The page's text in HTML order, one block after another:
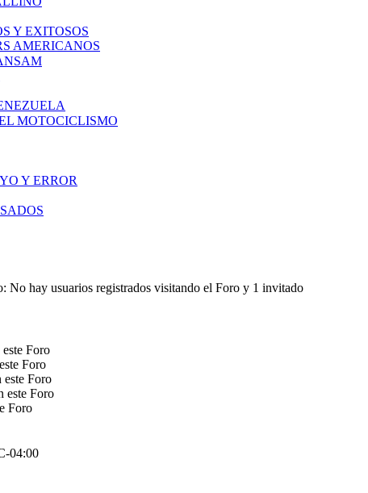
Y EXITOSOS
AMERICANOS
MOTOCICLISMO
Y ERROR
No hay usuarios registrados visitando el Foro y 1 invitado
Foro
Foro
este Foro
este Foro
Foro
04:00